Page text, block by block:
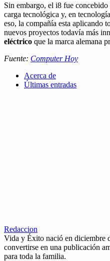
Sin embargo, el i8 fue
carga tecnológica y, en
eso, la compañía esta aplicando
nuevos proyectos todavía más
eléctrico que la marca alemana
Fuente: Computer Hoy
Acerca de
Últimas entradas
Redaccion
Vida y Éxito nació en diciembre
convertirse en una publicación
para toda la familia.